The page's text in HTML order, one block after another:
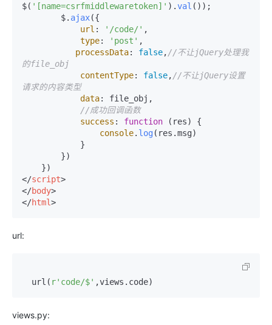
$( '[name=csrfmiddlewaretoken]' ).val ());
        $.
ajax({
url : '/code/' ,
type: 'post' ,
processData: false, //不让jQuery处理我
的file_obj
contentType: false, //不让jQuery设置
请求的内容类型
data: file_obj,
//成功回调函数
success : function ( res) {
console. log (res.msg)
</script>
</body>
</html>
url:
  url(
r'code/$'
views.py: